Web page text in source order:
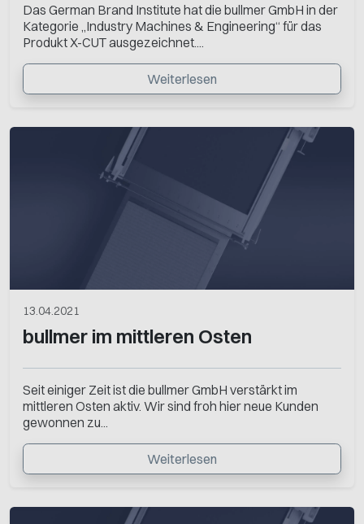
Das German Brand Institute hat die bullmer GmbH in der
Kategorie „Industry Machines & Engineering“ für das
Produkt X-CUT ausgezeichnet....
Weiterlesen
13.04.2021
bullmer im mittleren Osten
Seit einiger Zeit ist die bullmer GmbH verstärkt im
mittleren Osten aktiv. Wir sind froh hier neue Kunden
gewonnen zu...
Weiterlesen